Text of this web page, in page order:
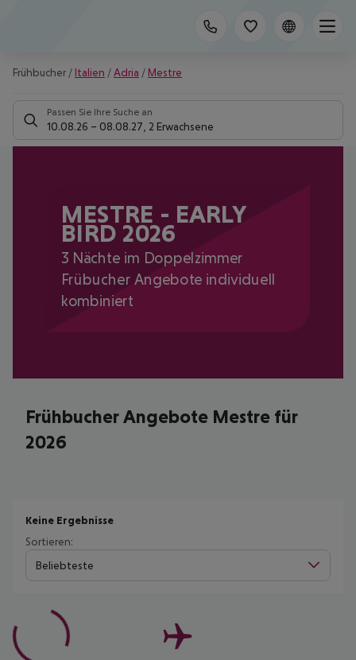
Frühbucher / Italien /Adria / Mestre
Passen Sie Ihre Suche an
10.08.26 – 08.08.27 2 Erwachsene
MESTRE - EARLY
BIRD 2026
3 Nächte im Doppelzimmer
Frübucher Angebote individuell
kombiniert
Frühbucher Angebote Mestre für
2026
Keine Ergebnisse
Sortieren:
Beliebteste